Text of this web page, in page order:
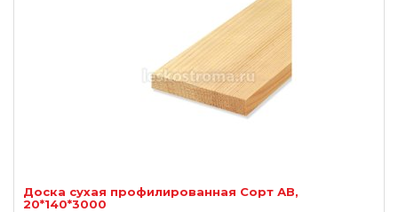
Доска сухая профилированная Сорт АВ,
20*140*3000